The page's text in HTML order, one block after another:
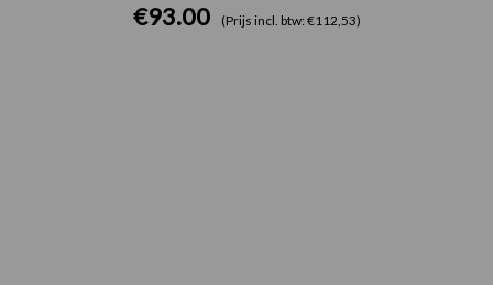
€93.00 (Prijs incl. btw: €112,53)